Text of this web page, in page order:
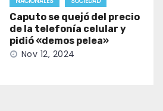
Caputo se quejó del precio
de la telefonía celular y
pidió «demos pelea»
Nov 12, 2024